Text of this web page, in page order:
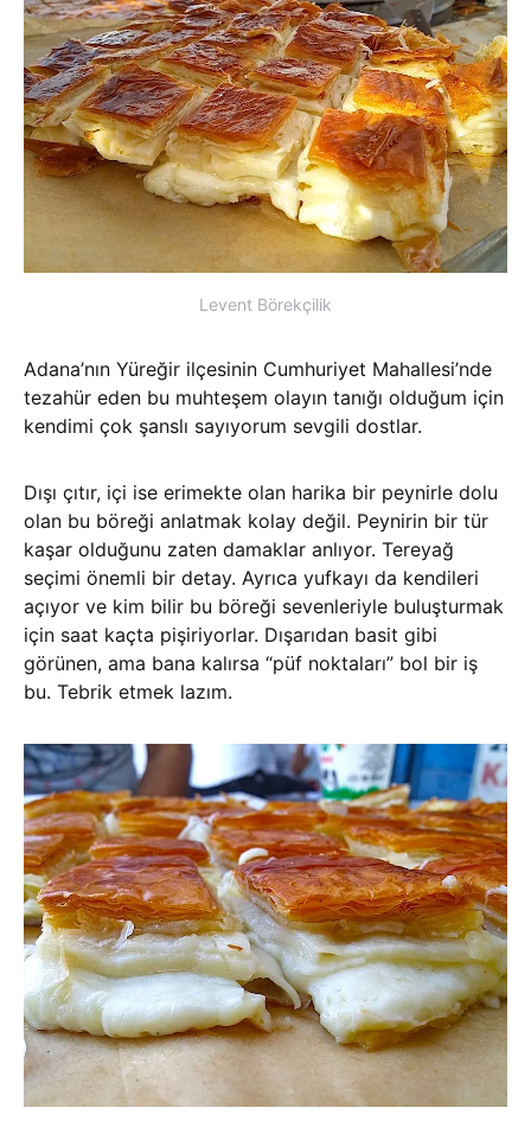
Levent Börekçilik
Adana’nın Yüreğir ilçesinin Cumhuriyet Mahallesi’nde
tezahür eden bu muhteşem olayın tanığı olduğum için
kendimi çok şanslı sayıyorum sevgili dostlar.
Dışı çıtır, içi ise erimekte olan harika bir peynirle dolu
olan bu böreği anlatmak kolay değil. Peynirin bir tür
kaşar olduğunu zaten damaklar anlıyor. Tereyağ
seçimi önemli bir detay. Ayrıca yufkayı da kendileri
açıyor ve kim bilir bu böreği sevenleriyle buluşturmak
için saat kaçta pişiriyorlar. Dışarıdan basit gibi
görünen, ama bana kalırsa “püf noktaları” bol bir iş
bu. Tebrik etmek lazım.